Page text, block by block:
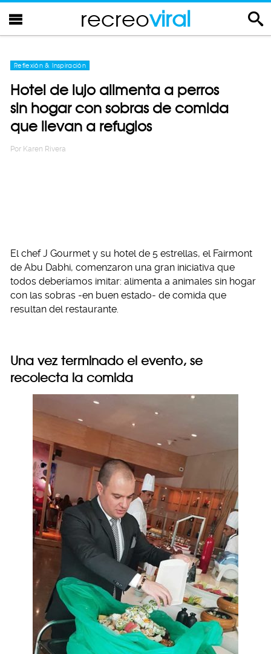
recreoviral
Reflexión & Inspiración
Hotel de lujo alimenta a perros
sin hogar con sobras de comida
que llevan a refugios
Por Karen Rivera
El chef J Gourmet y su hotel de 5 estrellas, el Fairmont
de Abu Dabhi, comenzaron una gran iniciativa que
todos deberíamos imitar: alimenta a animales sin hogar
con las sobras -en buen estado- de comida que
resultan del restaurante.
Una vez terminado el evento, se
recolecta la comida